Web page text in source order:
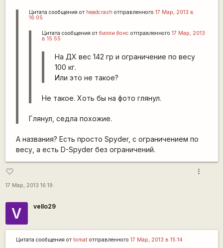
Цитата сообщения от headcrash отправленного 17 Мар, 2013 в
16:05
Цитата сообщения от билли бонс отправленного 17 Мар, 2013
в 15:55
На ДХ вес 142 гр и ограничение по весу
100 кг.
Или это не такое?
Не такое. Хоть бы на фото глянул.
Глянул, седла похожие.
А названия? Есть просто Spyder, с ограничением по
весу, а есть D-Spyder без ограничений.
favorite_border
17 Мар, 2013 16:19
more_vert
V vello29
Цитата сообщения от tomatотправленного 17 Мар, 2013 в 15:14